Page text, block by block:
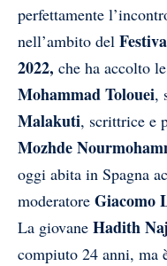
perfettamente
nell’ambito del F
2022, che ha accolto
Mohammad Tolouei,
Malakuti, scrittrice e
Mozhde
oggi abita in Spagna
moderatore Giacomo
La giovane Hadith
compiuto 24 anni,